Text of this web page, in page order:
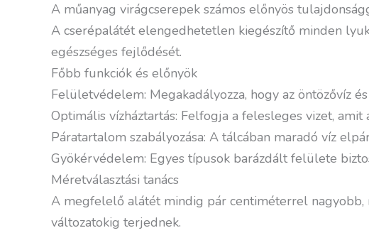
A műanyag virágcserepek számos előnyös
A cserépalátét elengedhetetlen kiegészítő minden
egészséges fejlődését.
Főbb funkciók és előnyök
Felületvédelem: Megakadályozza, hogy az öntözővíz
Optimális vízháztartás: Felfogja a felesleges vizet,
Páratartalom szabályozása: A tálcában maradó víz
Gyökérvédelem: Egyes típusok barázdált felülete
Méretválasztási tanács
A megfelelő alátét mindig pár centiméterrel
változatokig terjednek.